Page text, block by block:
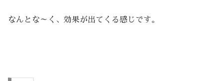
なんとな～く、効果が出てくる感じです。